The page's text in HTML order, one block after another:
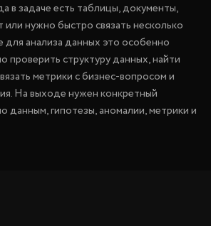
в задаче есть таблицы, документы,
или нужно быстро связать несколько
для анализа данных это особенно
проверить структуру данных, найти
метрики с бизнес-вопросом и
На выходе нужен конкретный
данным, гипотезы, аномалии, метрики и